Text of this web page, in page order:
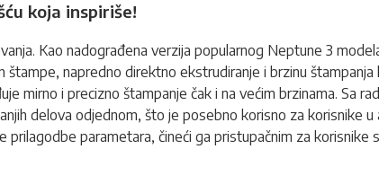
koja inspiriše!
Kao nadograđena verzija popularnog Neptune 3
napredno direktno ekstrudiranje i brzinu štampanja
mirno i precizno štampanje čak i na većim brzinama. Sa
delova odjednom, što je posebno korisno za korisnike u
parametara, čineći ga pristupačnim za korisnike